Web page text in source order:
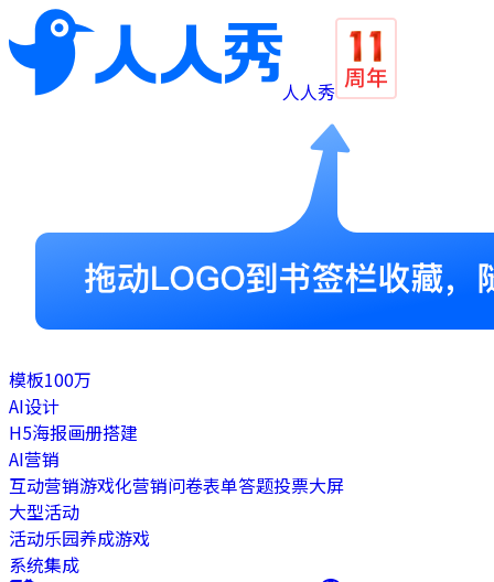
人人秀
模板100万
AI设计
H5海报画册搭建
AI营销
互动营销游戏化营销问卷表单答题投票大屏
大型活动
活动乐园养成游戏
系统集成